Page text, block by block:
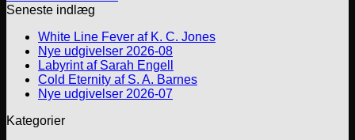
Seneste indlæg
White Line Fever af K. C. Jones
Nye udgivelser 2026-08
Labyrint af Sarah Engell
Cold Eternity af S. A. Barnes
Nye udgivelser 2026-07
Kategorier